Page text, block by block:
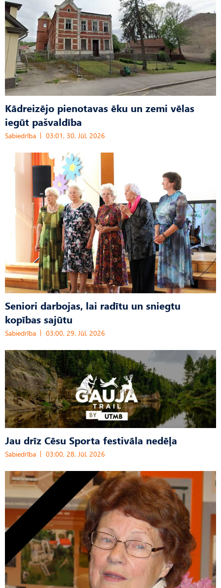
Kādreizējo pienotavas ēku un zemi vēlas
iegūt pašvaldība
Sabiedrība 03:01, 30. Jūl, 2026
Seniori darbojas, lai radītu un sniegtu
kopības sajūtu
Sabiedrība 03:00, 29. Jūl, 2026
Jau drīz Cēsu Sporta festivāla nedēļa
Sabiedrība 03:00, 28. Jūl, 2026